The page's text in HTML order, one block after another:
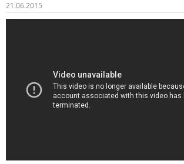
21.06.2015